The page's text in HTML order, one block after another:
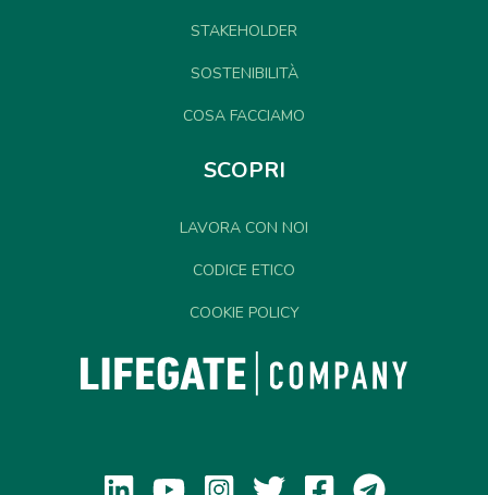
STAKEHOLDER
SOSTENIBILITÀ
COSA FACCIAMO
SCOPRI
LAVORA CON NOI
CODICE ETICO
COOKIE POLICY